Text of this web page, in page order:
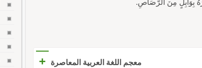
معجم اللغة العربية المعاصرة +